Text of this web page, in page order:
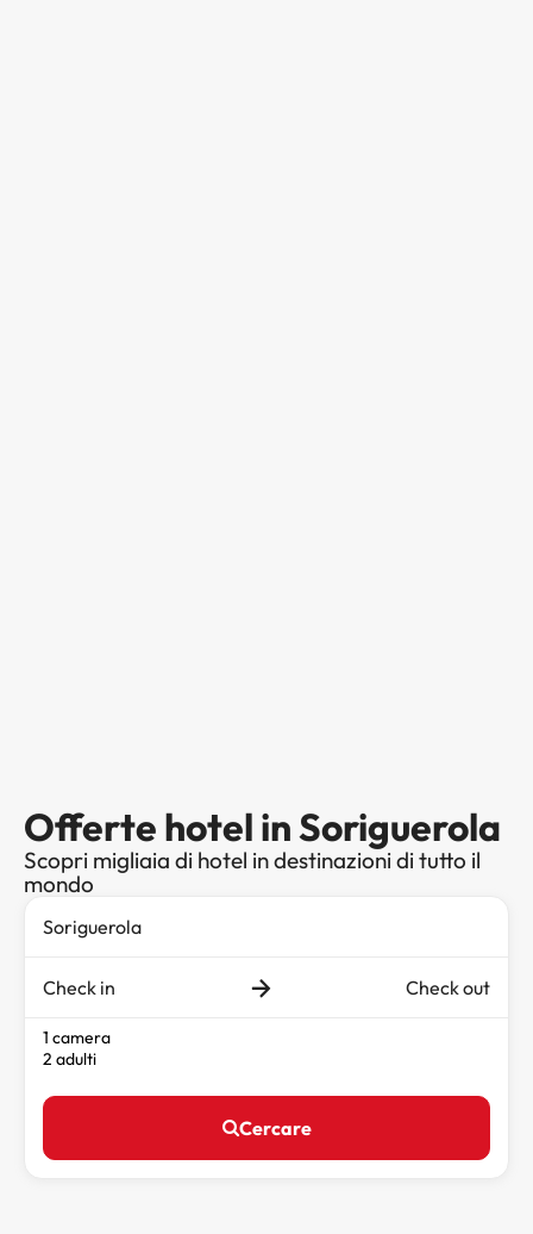
Offerte hotel in Soriguerola
Scopri migliaia di hotel in destinazioni di tutto il
mondo
Check in Check out
1 camera
2 adulti
Cercare